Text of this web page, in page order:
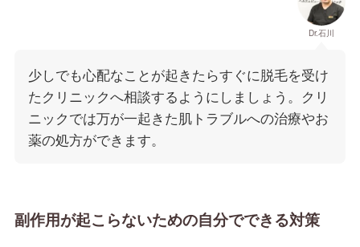
Dr.石川
少しでも心配なことが起きたらすぐに脱毛を受け
たクリニックへ相談するようにしましょう。クリ
ニックでは万が一起きた肌トラブルへの治療やお
薬の処方ができます。
副作用が起こらないための自分でできる対策